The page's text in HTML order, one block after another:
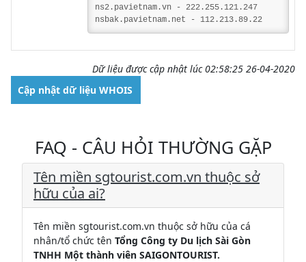
ns2.pavietnam.vn - 222.255.121.247
nsbak.pavietnam.net - 112.213.89.22
Dữ liệu được cập nhật lúc 02:58:25 26-04-2020
Cập nhật dữ liệu WHOIS
FAQ - CÂU HỎI THƯỜNG GẶP
Tên miền sgtourist.com.vn thuộc sở
hữu của ai?
Tên miền sgtourist.com.vn thuộc sở hữu của cá
nhân/tổ chức tên Tổng Công ty Du lịch Sài Gòn
TNHH Một thành viên SAIGONTOURIST.